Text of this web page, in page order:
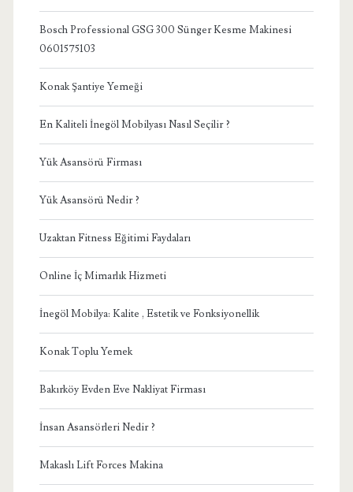
Bosch Professional GSG 300 Sünger Kesme Makinesi
0601575103
Konak Şantiye Yemeği
En Kaliteli İnegöl Mobilyası Nasıl Seçilir ?
Yük Asansörü Firması
Yük Asansörü Nedir ?
Uzaktan Fitness Eğitimi Faydaları
Online İç Mimarlık Hizmeti
İnegöl Mobilya: Kalite , Estetik ve Fonksiyonellik
Konak Toplu Yemek
Bakırköy Evden Eve Nakliyat Firması
İnsan Asansörleri Nedir ?
Makaslı Lift Forces Makina